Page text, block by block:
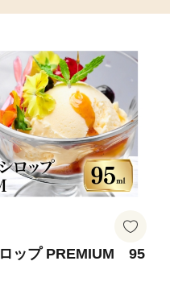
ップ PREMIUM 95